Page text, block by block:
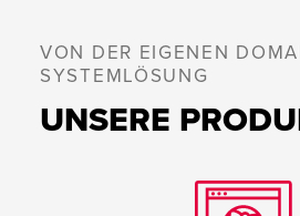
VON DER EIGENEN
SYSTEMLÖSUNG
UNSERE